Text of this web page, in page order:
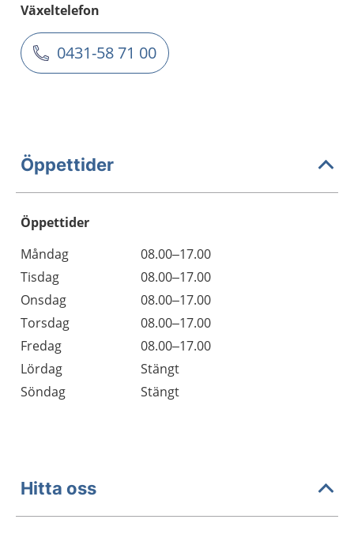
Växeltelefon
0431-58 71 00
Öppettider
Öppettider
Dag
Öppettider
Kommentarer
Måndag
08.00–17.00
Tisdag
08.00–17.00
Onsdag
08.00–17.00
Torsdag
08.00–17.00
Fredag
08.00–17.00
Lördag
Stängt
Söndag
Stängt
Hitta oss